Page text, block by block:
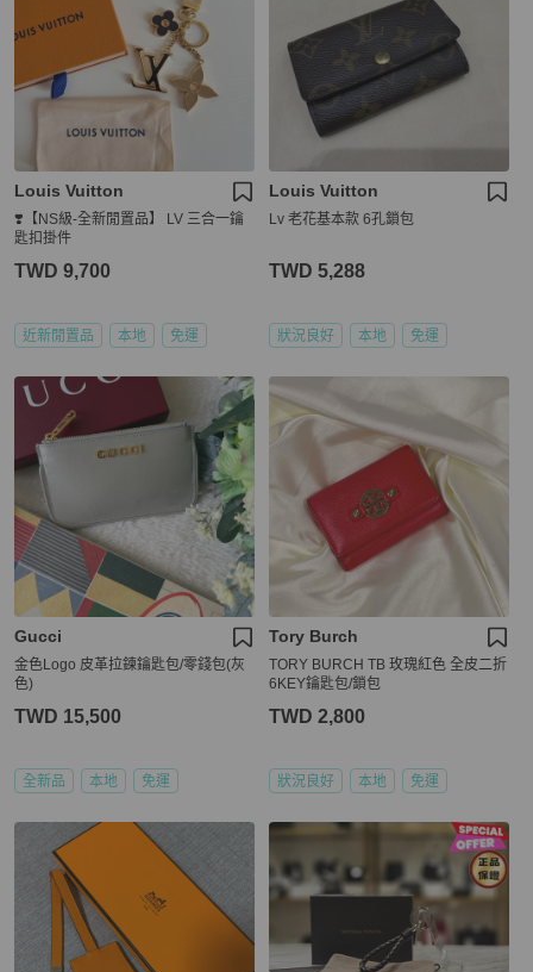
Louis Vuitton
❣️【NS級-全新閒置品】 LV 三合一鑰
匙扣掛件
TWD 9,700
近新閒置品 本地 免運
Louis Vuitton
Lv 老花基本款 6孔鎖包
TWD 5,288
狀況良好 本地 免運
Gucci
金色Logo 皮革拉鍊鑰匙包/零錢包(灰
色)
TWD 15,500
全新品 本地 免運
Tory Burch
TORY BURCH TB 玫瑰紅色 全皮二折
6KEY鑰匙包/鎖包
TWD 2,800
狀況良好 本地 免運